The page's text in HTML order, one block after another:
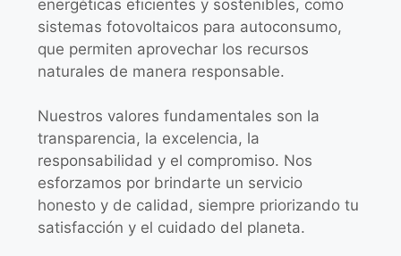
energéticas eficientes y sostenibles, como
sistemas fotovoltaicos para autoconsumo,
que permiten aprovechar los recursos
naturales de manera responsable.
Nuestros valores fundamentales son la
transparencia, la excelencia, la
responsabilidad y el compromiso. Nos
esforzamos por brindarte un servicio
honesto y de calidad, siempre priorizando tu
satisfacción y el cuidado del planeta.